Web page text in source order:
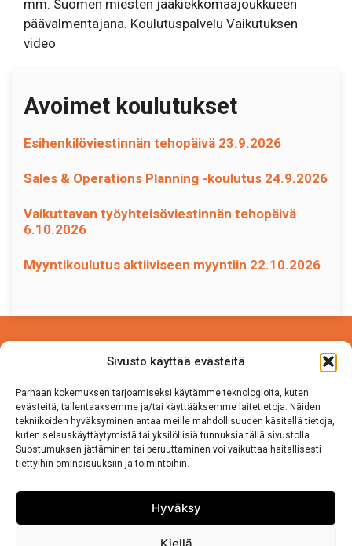
Sivusto käyttää evästeitä
Parhaan kokemuksen tarjoamiseksi käytämme teknologioita, kuten
evästeitä, tallentaaksemme ja/tai käyttääksemme laitetietoja. Näiden
tekniikoiden hyväksyminen antaa meille mahdollisuuden käsitellä tietoja,
kuten selauskäyttäytymistä tai yksilöllisiä tunnuksia tällä sivustolla.
Suostumuksen jättäminen tai peruuttaminen voi vaikuttaa haitallisesti
tiettyihin ominaisuuksiin ja toimintoihin.
Hyväksy
Kiellä
mm. Suomen miesten jääkiekkomaajoukkueen
päävalmentajana. Koulutuspalvelu Vaikutuksen
video
Avoimet koulutukset
Esihenkilöviestinnän tehopäivä 23.9.2026
Sales & Operations Planning -koulutus 24.9.2026
Vaikuttavan työyhteisöviestinnän tehopäivä
6.10.2026
Myyntikoulutus aktiiviseen myyntiin 22.10.2026
Tehtaantie 5 A 4
14500 IITTALA
Puh. 050 570 8163
Sivuston käyttö ja Tietosuojalauseke